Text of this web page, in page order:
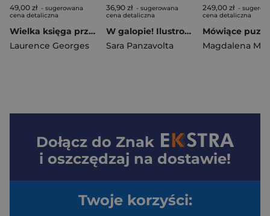
49,00 zł - sugerowana
cena detaliczna
Wielka księga przyrody
Laurence Georges
36,90 zł - sugerowana
cena detaliczna
W galopie! Ilustrowana księga koni
Sara Panzavolta
249,00 zł -
cena detaliczna
Dołącz do Znak
i oszczędzaj na dostawie!
Twoje korzyści: